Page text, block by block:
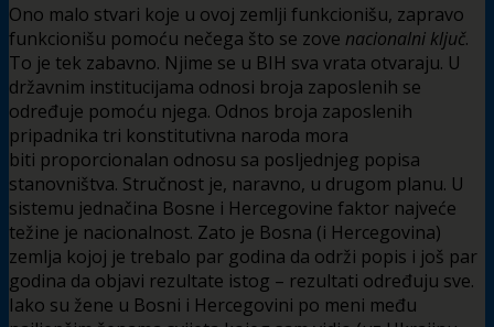
Ono malo stvari koje u ovoj zemlji funkcionišu, zapravo
funkcionišu pomoću nečega što se zove nacionalni ključ.
To je tek zabavno. Njime se u BIH sva vrata otvaraju. U
državnim institucijama odnosi broja zaposlenih se
određuje pomoću njega. Odnos broja zaposlenih
pripadnika tri konstitutivna naroda mora
biti proporcionalan odnosu sa posljednjeg popisa
stanovništva. Stručnost je, naravno, u drugom planu. U
sistemu jednačina Bosne i Hercegovine faktor najveće
težine je nacionalnost. Zato je Bosna (i Hercegovina)
zemlja kojoj je trebalo par godina da održi popis i još par
godina da objavi rezultate istog – rezultati određuju sve.
Iako su žene u Bosni i Hercegovini po meni među